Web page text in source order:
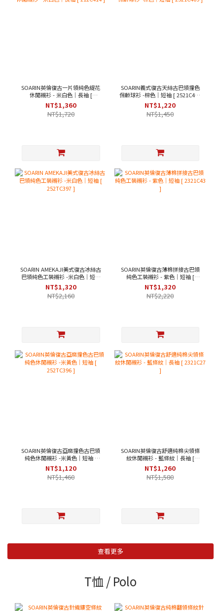
SOARIN英倫復古一片領純色緹花
休閒襯衫 - 米白色｜長袖 [
212C414 ]
NT$1,360
NT$1,720
SOARIN義式復古天絲古巴領撞色
保齡球衫 -棕色｜短袖 [ 2521C409
]
NT$1,220
NT$1,450
SOARIN AMEKAJI美式復古冰絲古
巴領純色工裝襯衫 -米白色｜短袖
[ 252TC397 ]
NT$1,320
NT$2,160
SOARIN英倫復古薄棉拼接古巴領
純色工裝襯衫 - 紫色｜短袖 [
2321C43 ]
NT$1,320
NT$2,220
SOARIN英倫復古亞麻撞色古巴領
純色休閒襯衫 -米黃色｜短袖 [
252TC396 ]
NT$1,120
NT$1,460
SOARIN英倫復古舒適純棉尖領條
紋休閒襯衫 - 藍條紋｜長袖 [
2321C27 ]
NT$1,260
NT$1,580
查看更多
T恤 / Polo